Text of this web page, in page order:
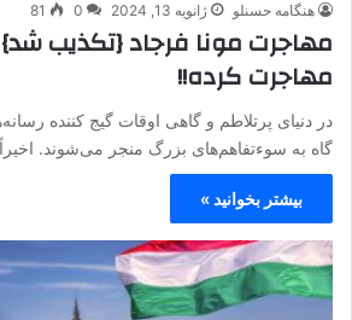
هنگامه حسنلو ژانویه 13, 2024 0
81
مهاجرت مونا فرجاد {تکذیب شد}
مهاجرت کرده!!
در دنیای پرتلاطم و گاهی اوقات گیج کننده
گاه به سوءتفاهم‌های بزرگ منجر می‌شوند.
بیشتر بخوانید »